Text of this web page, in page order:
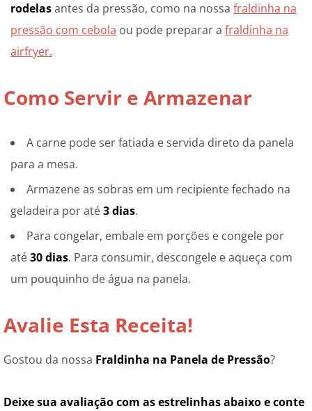
rodelasantes da pressão, como na nossa fraldinha na
pressão com cebola ou pode preparar a fraldinha na
airfryer.
Como Servir e Armazenar
A carne pode ser fatiada e servida direto da panela
para a mesa.
Armazene as sobras em um recipiente fechado na
geladeira por até3 dias.
Para congelar, embale em porções e congele por
até30 dias. Para consumir, descongele e aqueça com
um pouquinho de água na panela.
Avalie Esta Receita!
Gostou da nossa Fraldinha na Panela de Pressão?
Deixe sua avaliação com as estrelinhas abaixo e conte